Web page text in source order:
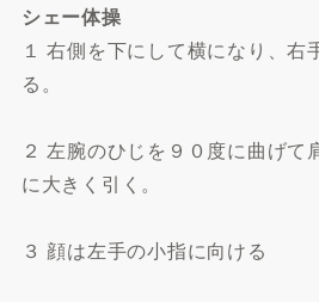
シェー体操
１ 右側を下にして横になり、右
る。
２ 左腕のひじを９０度に曲げて
に大きく引く。
３ 顔は左手の小指に向ける